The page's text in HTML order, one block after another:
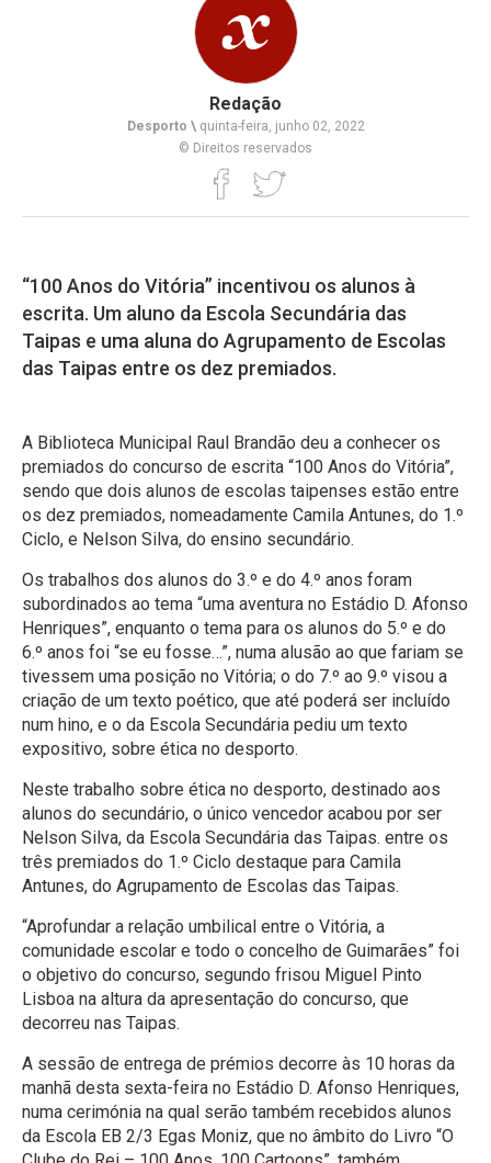
Redação
Desporto \quinta-feira, junho 02, 2022
© Direitos reservados
“100 Anos do Vitória” incentivou os alunos à
escrita. Um aluno da Escola Secundária das
Taipas e uma aluna do Agrupamento de Escolas
das Taipas entre os dez premiados.
A Biblioteca Municipal Raul Brandão deu a conhecer os
premiados do concurso de escrita “100 Anos do Vitória”,
sendo que dois alunos de escolas taipenses estão entre
os dez premiados, nomeadamente Camila Antunes, do 1.º
Ciclo, e Nelson Silva, do ensino secundário.
Os trabalhos dos alunos do 3.º e do 4.º anos foram
subordinados ao tema “uma aventura no Estádio D. Afonso
Henriques”, enquanto o tema para os alunos do 5.º e do
6.º anos foi “se eu fosse…”, numa alusão ao que fariam se
tivessem uma posição no Vitória; o do 7.º ao 9.º visou a
criação de um texto poético, que até poderá ser incluído
num hino, e o da Escola Secundária pediu um texto
expositivo, sobre ética no desporto.
Neste trabalho sobre ética no desporto, destinado aos
alunos do secundário, o único vencedor acabou por ser
Nelson Silva, da Escola Secundária das Taipas. entre os
três premiados do 1.º Ciclo destaque para Camila
Antunes, do Agrupamento de Escolas das Taipas.
“Aprofundar a relação umbilical entre o Vitória, a
comunidade escolar e todo o concelho de Guimarães” foi
o objetivo do concurso, segundo frisou Miguel Pinto
Lisboa na altura da apresentação do concurso, que
decorreu nas Taipas.
A sessão de entrega de prémios decorre às 10 horas da
manhã desta sexta-feira no Estádio D. Afonso Henriques,
numa cerimónia na qual serão também recebidos alunos
da Escola EB 2/3 Egas Moniz, que no âmbito do Livro “O